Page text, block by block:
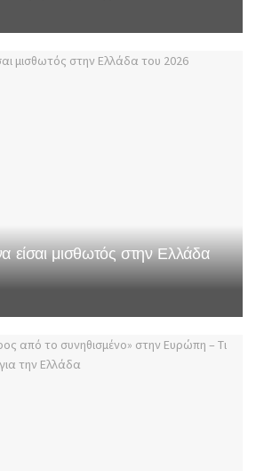
είσαι μισθωτός στην Ελλάδα